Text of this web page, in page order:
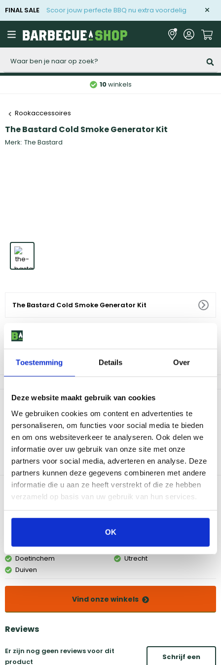
Toestemming Details Over
Deze website maakt gebruik van cookies
We gebruiken cookies om content en advertenties te
personaliseren, om functies voor social media te bieden
en om ons websiteverkeer te analyseren. Ook delen we
informatie over uw gebruik van onze site met onze
partners voor social media, adverteren en analyse. Deze
partners kunnen deze gegevens combineren met andere
informatie die u aan ze heeft verstrekt of die ze hebben
verzameld op basis van uw gebruik van hun services.
OK
FINAL SALE Scoor jouw perfecte BBQ nu extra voordelig
10winkels
Rookaccessoires
The Bastard Cold Smoke Generator Kit
Merk: The Bastard
The Bastard Cold Smoke Generator Kit
29,99
Voor 18:00 besteld, morgen in huis
Af te halen in 9 winkels
Productomschrijving
Koud roken van diverse stukken vlees of vis wordt heel eenvoudig
met de Cold Smoke Generator van The Bastard. Vul de Cold
Smoke Generator met rookmot, plaats hem in uw The Bastard
kamado en zet een waxinelichtje aan het begin om de rookmot
te laten smeulen. Langzaam aan smeult de rookmot verder en
wordt het vlees of de vis gerookt.
Bekijk dit product in onze winkels
Den Bosch
Doetinchem
Duiven
Naarden
Utrecht
Vind onze winkels
Reviews
Er zijn nog geen reviews voor dit
product
Schrijf een